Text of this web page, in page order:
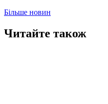
Більше новин
Читайте також